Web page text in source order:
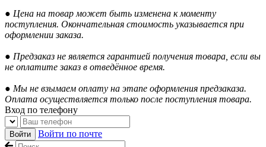
● Цена на товар может быть изменена к моменту
поступления. Окончательная стоимость указывается при
оформлении заказа.
● Предзаказ не является гарантией получения товара, если вы
не оплатите заказ в отведённое время.
● Мы не взымаем оплату на этапе оформления предзаказа.
Оплата осуществляется только после поступления товара.
Вход по телефону
Войти Войти по почте